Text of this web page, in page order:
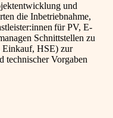
und
die Inbetriebnahme,
für PV, E-
Schnittstellen zu
Einkauf, HSE) zur
technischer Vorgaben